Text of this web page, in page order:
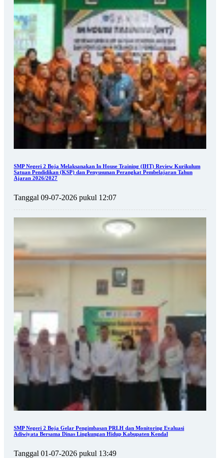
SMP Negeri 2 Boja Melaksanakan In House Training (IHT) Review Kurikulum
Satuan Pendidikan (KSP) dan Penyusunan Perangkat Pembelajaran Tahun
Ajaran 2026/2027
Tanggal 09-07-2026 pukul 12:07
SMP Negeri 2 Boja Gelar Pengimbasan PRLH dan Monitoring Evaluasi
Adiwiyata Bersama Dinas Lingkungan Hidup Kabupaten Kendal
Tanggal 01-07-2026 pukul 13:49